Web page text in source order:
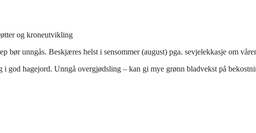
og kroneutvikling
bør unngås. Beskjæres helst i sensommer (august) pga. sevjelekkasje om
god hagejord. Unngå overgjødsling – kan gi mye grønn bladvekst på